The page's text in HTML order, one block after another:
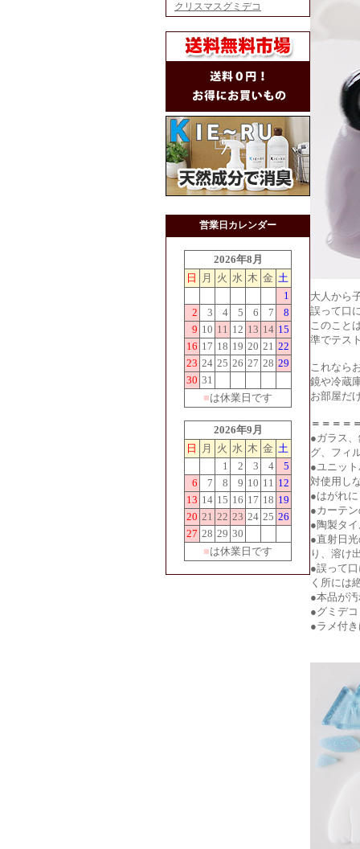
クリスマスグミデコ
営業日カレンダー
2026年8月
日
月 火 水 木 金 土
1
2
3 4 5 6 7
8
9 10 11 12 13 14 15
16 17 18 19 20 21 22
23 24 25 26 27 28 29
30 31
■は休業日です
2026年9月
日
月 火 水 木 金 土
1
2 3 4
5
6
7 8 9 10 11 12
13 14 15 16 17 18 19
20 21 22 23 24 25 26
27 28 29 30
■は休業日です
大人から
誤って口
このこと
準でテス
これなら
鏡や冷蔵
お部屋だ
＝＝＝＝
●ガラス
グ、フィ
●ユニッ
対使用し
●はがれ
●カーテ
●陶製タ
●直射日
り、溶け
●誤って
く所には
●本品が
●グミデ
●ラメ付